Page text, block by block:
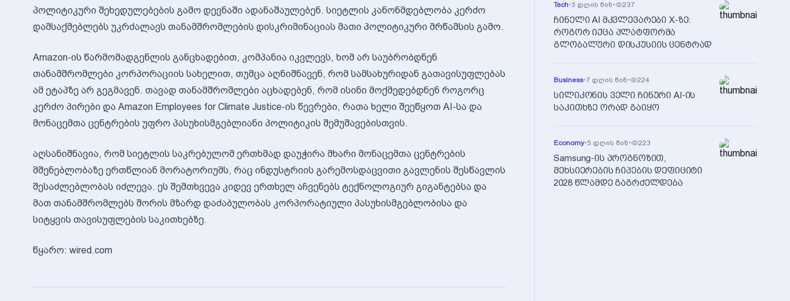
პოლიტიკური შეხედულებების გამო დევნაში ადანაშაულებენ. სიეტლის კანონმდებლობა კერძო
დამსაქმებლებს უკრძალავს თანამშრომლების დისკრიმინაციას მათი პოლიტიკური მრწამსის გამო.
Amazon-ის წარმომადგენლის განცხადებით, კომპანია იკვლევს, ხომ არ საუბრობდნენ
თანამშრომლები კორპორაციის სახელით, თუმცა აღნიშნავენ, რომ სამსახურიდან გათავისუფლებას
ამ ეტაპზე არ გეგმავენ. თავად თანამშრომლები აცხადებენ, რომ ისინი მოქმედებდნენ როგორც
კერძო პირები და Amazon Employees for Climate Justice-ის წევრები, რათა ხელი შეეწყოთ AI-სა და
მონაცემთა ცენტრების უფრო პასუხისმგებლიანი პოლიტიკის შემუშავებისთვის.
აღსანიშნავია, რომ სიეტლის საკრებულომ ერთხმად დაუჭირა მხარი მონაცემთა ცენტრების
მშენებლობაზე ერთწლიან მორატორიუმს, რაც ინდუსტრიის გარემოსდაცვითი გავლენის შესწავლის
შესაძლებლობას იძლევა. ეს შემთხვევა კიდევ ერთხელ აჩვენებს ტექნოლოგიურ გიგანტებსა და
მათ თანამშრომლებს შორის მზარდ დაძაბულობას კორპორატიული პასუხისმგებლობისა და
სიტყვის თავისუფლების საკითხებზე.
წყარო: wired.com
Tech•3 დღის წინ• 237
ჩინელი AI მკვლევარები X-ზე:
როგორ იქცა პლატფორმა
გლობალური დისკუსიის ცენტრად
Business•7 დღის წინ• 224
სილიკონის ველი ჩინური AI-ის
საკითხზე ორად გაიყო
Economy•5 დღის წინ• 223
Samsung-ის პროგნოზით,
მეხსიერების ჩიპების დეფიციტი
2028 წლამდე გაგრძელდება